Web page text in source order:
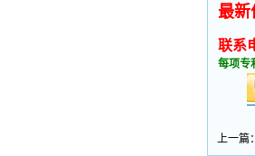
最新
联系
每项专
上一篇：